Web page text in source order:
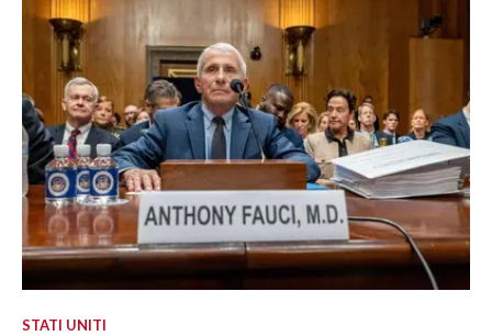
STATI UNITI